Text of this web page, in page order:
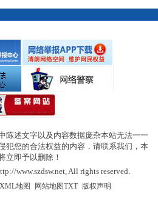
陈述文字以及内容数据庞杂本站无法一一
犯您的合法权益的内容，请联系我们，本
立即予以删除！
www.szdsw.net, All rights reserved.
XML地图 网站地图TXT| 版权声明